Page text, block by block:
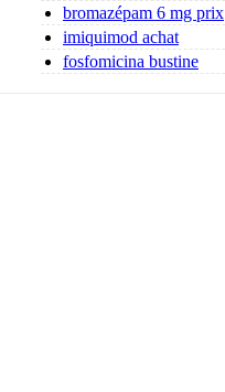
neo furadantin senza rice
bromazépam 6 mg prix
source fiable
imiquimod achat
fosfomicina bustine